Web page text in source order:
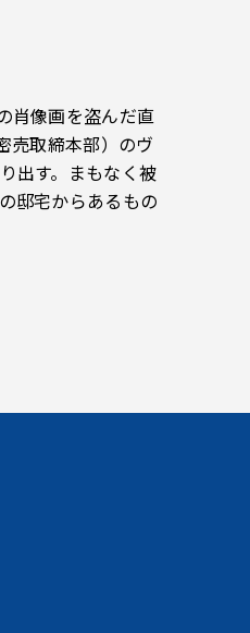
肖像画を盗んだ直
売取締本部）のヴ
出す。まもなく被
邸宅からあるもの